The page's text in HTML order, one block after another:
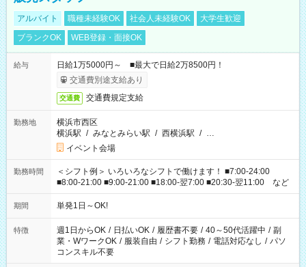
アルバイト 職種未経験OK 社会人未経験OK
大学生歓迎
ブランクOK
WEB登録・面接OK
給与
日給1万5000円～ ■最大で日給2万8500円！
交通費別途支給あり
交通費 交通費規定支給
勤務地
横浜市西区
横浜駅 / みなとみらい駅 / 西横浜駅 / …
イベント会場
勤務時間
＜シフト例＞ いろいろなシフトで働けます！ ■7:00-24:00
■8:00-21:00 ■9:00-21:00 ■18:00-翌7:00 ■20:30-翌11:00 など
期間 単発1日～OK!
特徴 週1日からOK / 日払いOK / 履歴書不要 / 40～50代活躍中 / 副
業・WワークOK / 服装自由 / シフト勤務 / 電話対応なし / パソ
コンスキル不要